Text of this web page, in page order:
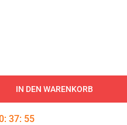
IN DEN WARENKORB
: 37: 54